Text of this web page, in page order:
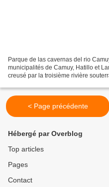
Parque de las cavernas del rio
municipalités de Camuy, Hatillo et
creusé par la troisième rivière
< Page précédente
Hébergé par Overblog
Top articles
Pages
Contact